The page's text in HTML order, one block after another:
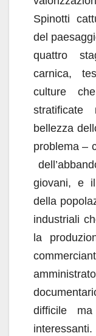
Spinotti
del
quattro
carnica,
culture
bellezza
problema –
giovani, e
della
industriali
la
difficile
interessanti.